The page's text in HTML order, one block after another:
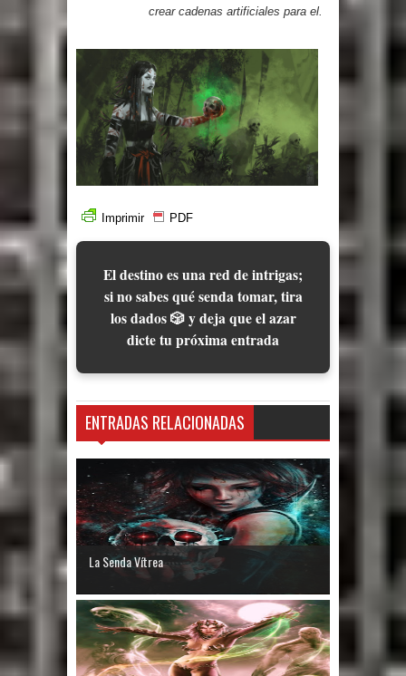
crear cadenas artificiales para el.
Imprimir PDF
El destino es una red de intrigas;
si no sabes qué senda tomar, tira
los dados 🎲 y deja que el azar
dicte tu próxima entrada
ENTRADAS RELACIONADAS
La Senda Vítrea